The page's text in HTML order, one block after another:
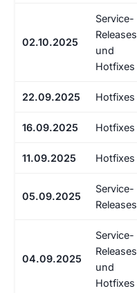
02.10.2025
Service-
Releases
und
Hotfixes
22.09.2025 Hotfixes
16.09.2025 Hotfixes
11.09.2025 Hotfixes
05.09.2025
Service-
Releases
04.09.2025
Service-
Releases
und
Hotfixes